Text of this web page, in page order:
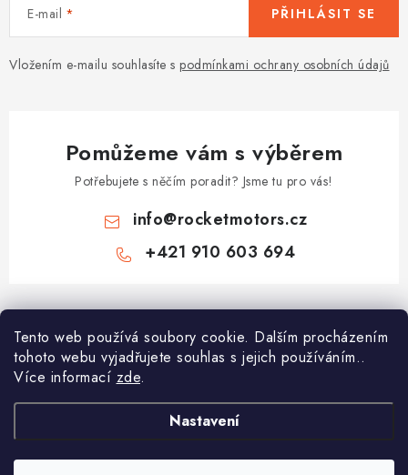
Tento web používá soubory cookie. Dalším procházením
tohoto webu vyjadřujete souhlas s jejich používáním..
Více informací zde.
Nastavení
E-mail
Vložením e-mailu souhlasíte s podmínkami ochrany osobních údajů
PŘIHLÁSIT SE
Pomůžeme vám s výběrem
Potřebujete s něčím poradit? Jsme tu pro vás!
info@rocketmotors.cz
+421 910 603 694
Z
á
Najdete nás
Informace pro vás
Dětské čtyřkolky